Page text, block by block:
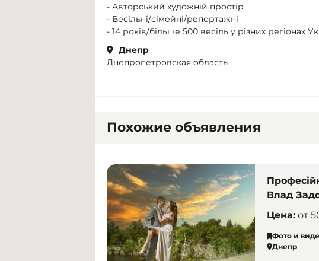
- Авторський художній простір
- Весільні/сімейні/репортажні
- 14 років/більше 500 весіль у різних регіонах
Днепр
Днепропетровская область
Похожие объявления
Влад
Цена: от
Фото и
Днепр